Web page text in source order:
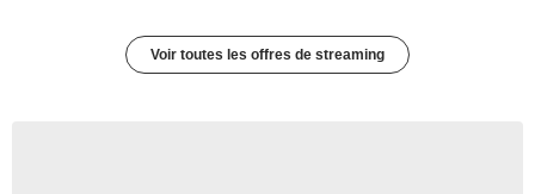
Voir toutes les offres de streaming